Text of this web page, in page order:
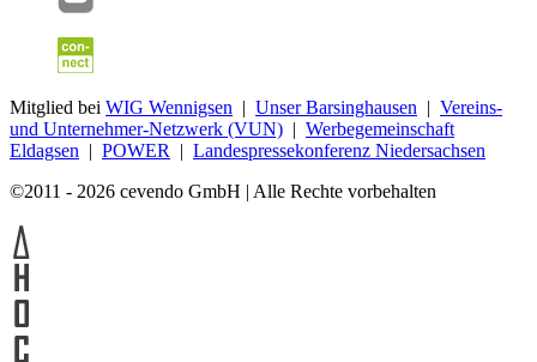
Mitglied bei WIG Wennigsen | Unser Barsinghausen | Vereins-
und Unternehmer-Netzwerk (VUN) | Werbegemeinschaft
Eldagsen | POWER | Landespressekonferenz Niedersachsen
©2011 - 2026 cevendo GmbH | Alle Rechte vorbehalten